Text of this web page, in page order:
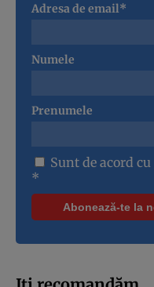
Adresa de email*
Numele
Prenumele
Sunt de acord cu
*